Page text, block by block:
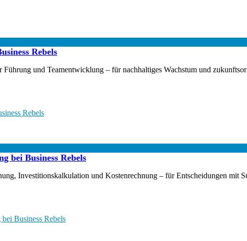
Rebels
und Teamentwicklung – für nachhaltiges Wachstum und
Rebels
bei Business Rebels
Investitionskalkulation und Kostenrechnung – für Entscheidungen mit
Business Rebels